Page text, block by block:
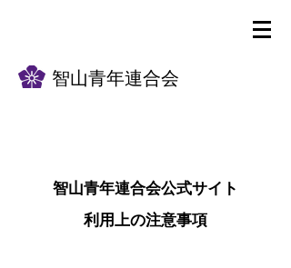
智山青年連合会
智山青年連合会公式サイト
利用上の注意事項